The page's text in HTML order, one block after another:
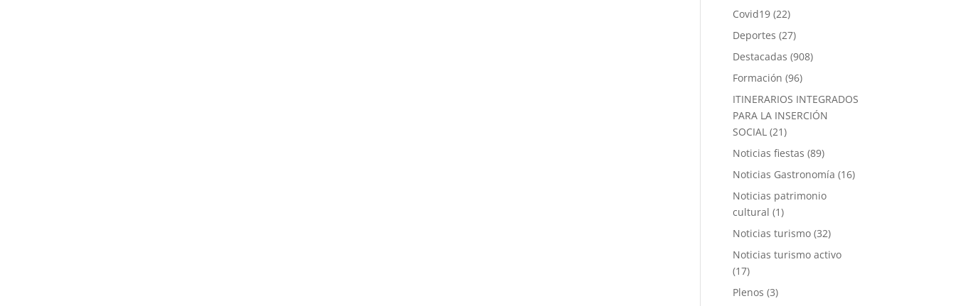
Covid19 (22)
Deportes (27)
Destacadas (908)
Formación (96)
ITINERARIOS INTEGRADOS
PARA LA INSERCIÓN
SOCIAL (21)
Noticias fiestas (89)
Noticias Gastronomía (16)
Noticias patrimonio
cultural (1)
Noticias turismo (32)
Noticias turismo activo
(17)
Plenos (3)